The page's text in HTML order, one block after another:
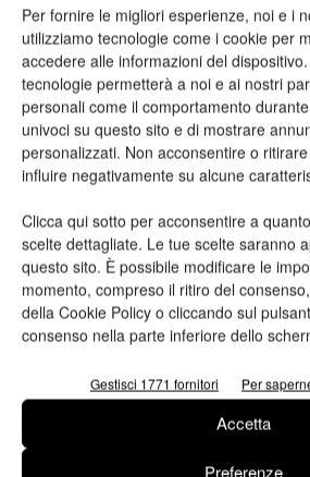
Per fornire le migliori esperienze, noi e i
utilizziamo tecnologie come i cookie per
accedere alle informazioni del
tecnologie permetterà a noi e ai nostri
personali come il comportamento
univoci su questo sito e di mostrare
personalizzati. Non acconsentire o
influire negativamente su alcune
Clicca qui sotto per acconsentire a
scelte dettagliate. Le tue scelte saranno
questo sito. È possibile modificare le
momento, compreso il ritiro del
della Cookie Policy o cliccando sul
consenso nella parte inferiore dello
Gestisci 1771 fornitori Per
Accetta
Preferenze
Ho letto e accettol'informativa